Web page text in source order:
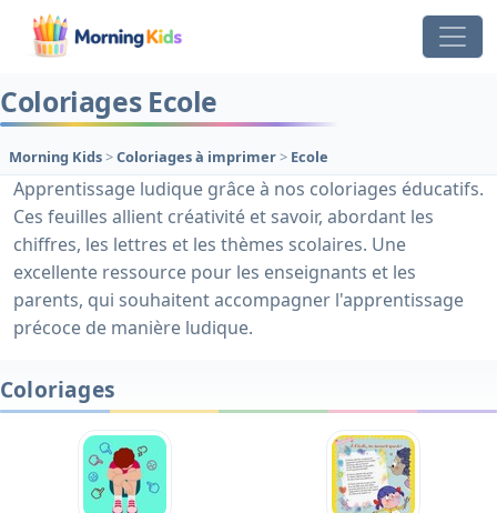
Coloriages Ecole
Morning Kids>Coloriages à imprimer> Ecole
Apprentissage ludique grâce à nos coloriages éducatifs.
Ces feuilles allient créativité et savoir, abordant les
chiffres, les lettres et les thèmes scolaires. Une
excellente ressource pour les enseignants et les
parents, qui souhaitent accompagner l'apprentissage
précoce de manière ludique.
Coloriages